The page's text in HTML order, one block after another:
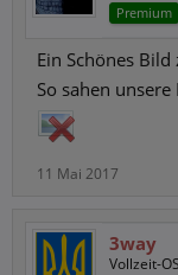
Premium
Ein Schönes
So sahen
11 Mai 2017
3way
Vollzeit-